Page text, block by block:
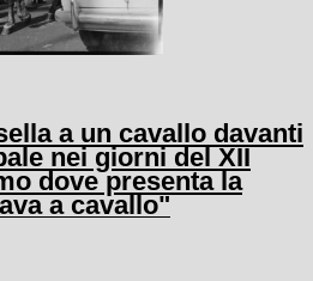
a un cavallo davanti
nei giorni del XII
dove presenta la
a cavallo"